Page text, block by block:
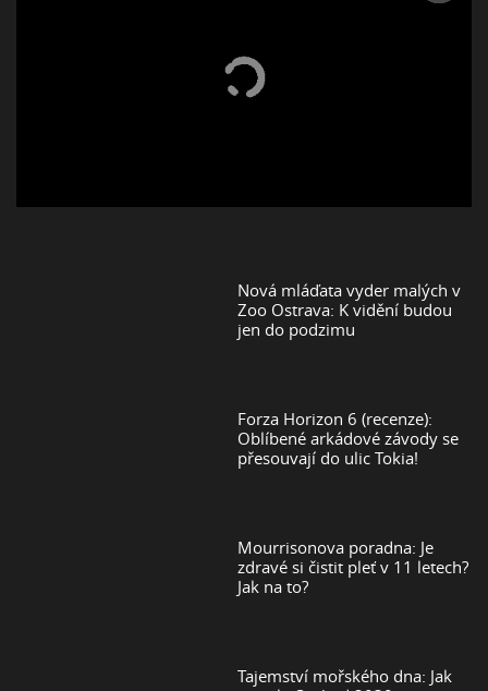
Nová mláďata vyder malých v
Zoo Ostrava: K vidění budou
jen do podzimu
Forza Horizon 6 (recenze):
Oblíbené arkádové závody se
přesouvají do ulic Tokia!
Mourrisonova poradna: Je
zdravé si čistit pleť v 11 letech?
Jak na to?
Tajemství mořského dna: Jak